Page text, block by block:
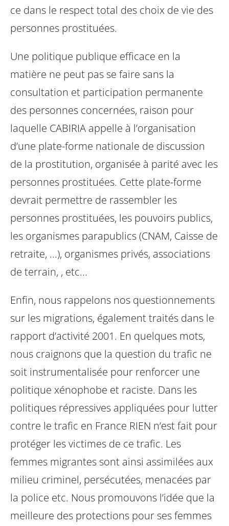
ce dans le respect total des choix de vie des
personnes prostituées.
Une politique publique efficace en la
matière ne peut pas se faire sans la
consultation et participation permanente
des personnes concernées, raison pour
laquelle CABIRIA appelle à l’organisation
d’une plate-forme nationale de discussion
de la prostitution, organisée à parité avec les
personnes prostituées. Cette plate-forme
devrait permettre de rassembler les
personnes prostituées, les pouvoirs publics,
les organismes parapublics (CNAM, Caisse de
retraite, ...), organismes privés, associations
de terrain, , etc...
Enfin, nous rappelons nos questionnements
sur les migrations, également traités dans le
rapport d’activité 2001. En quelques mots,
nous craignons que la question du trafic ne
soit instrumentalisée pour renforcer une
politique xénophobe et raciste. Dans les
politiques répressives appliquées pour lutter
contre le trafic en France RIEN n’est fait pour
protéger les victimes de ce trafic. Les
femmes migrantes sont ainsi assimilées aux
milieu criminel, persécutées, menacées par
la police etc. Nous promouvons l’idée que la
meilleure des protections pour ses femmes